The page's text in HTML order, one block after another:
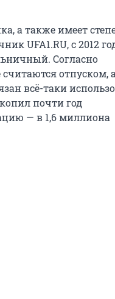
а также имеет
UFA1.RU, с 2012
Согласно
отпуском, а
всё-таки
почти год
— в 1,6 миллиона